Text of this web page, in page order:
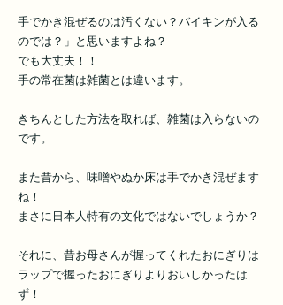
手でかき混ぜるのは汚くない？バイキンが入る
のでは？」と思いますよね？
でも大丈夫！！
手の常在菌は雑菌とは違います。
きちんとした方法を取れば、雑菌は入らないの
です。
また昔から、味噌やぬか床は手でかき混ぜます
ね！
まさに日本人特有の文化ではないでしょうか？
それに、昔お母さんが握ってくれたおにぎりは
ラップで握ったおにぎりよりおいしかったは
ず！